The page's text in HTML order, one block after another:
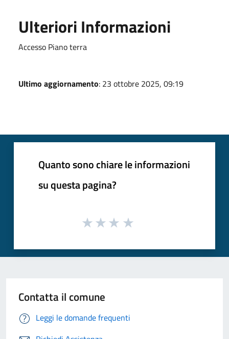
Ulteriori Informazioni
Accesso Piano terra
Ultimo aggiornamento: 23 ottobre 2025, 09:19
Quanto sono chiare le informazioni
su questa pagina?
Contatta il comune
Leggi le domande frequenti